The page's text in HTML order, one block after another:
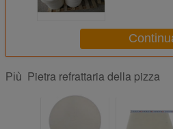
Più Pietra refrattaria della pizza